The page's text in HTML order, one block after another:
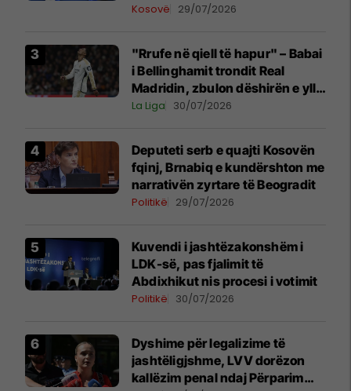
Kosovë 29/07/2026
"Rrufe në qiell të hapur" – Babai
i Bellinghamit trondit Real
Madridin, zbulon dëshirën e yllit
anglez për largim
La Liga 30/07/2026
Deputeti serb e quajti Kosovën
fqinj, Brnabiq e kundërshton me
narrativën zyrtare të Beogradit
Politikë 29/07/2026
Kuvendi i jashtëzakonshëm i
LDK-së, pas fjalimit të
Abdixhikut nis procesi i votimit
Politikë 30/07/2026
Dyshime për legalizime të
jashtëligjshme, LVV dorëzon
kallëzim penal ndaj Përparim